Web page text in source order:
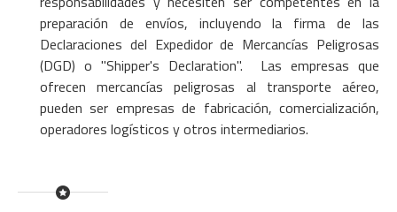
preparación de envíos, incluyendo la firma de las
Declaraciones del Expedidor de Mercancías Peligrosas
(DGD) o "Shipper's Declaration". Las empresas que
ofrecen mercancías peligrosas al transporte aéreo,
pueden ser empresas de fabricación, comercialización,
operadores logísticos y otros intermediarios.